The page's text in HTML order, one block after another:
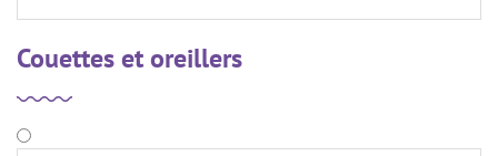
Couettes et oreillers